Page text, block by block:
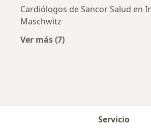
Cardiólogos de Sancor Salud en
Maschwitz
Ver más (7)
Servicio